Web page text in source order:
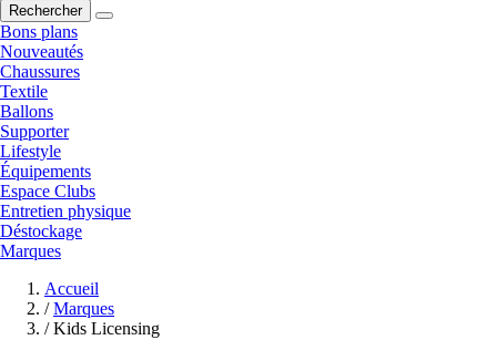
Rechercher
Bons plans
Nouveautés
Chaussures
Textile
Ballons
Supporter
Lifestyle
Équipements
Espace Clubs
Entretien physique
Déstockage
Marques
Accueil
/ Marques
/ Kids Licensing